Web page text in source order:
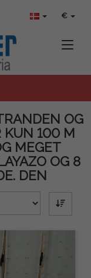
€
OG
KUN 100 M
MEGET
OG 8
DEN